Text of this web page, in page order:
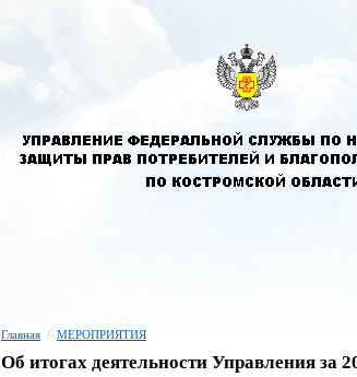
Главная / МЕРОПРИЯТИЯ
Об итогах деятельности Управления за